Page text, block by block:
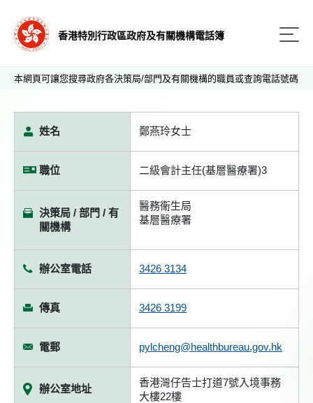
香港特別行政區政府及有關機構電話簿
本網頁可讓您搜尋政府各決策局/部門及有關機構的職員或查詢電話號碼
姓名 鄭燕玲女士
職位 二級會計主任(基層醫療署)3
決策局 / 部門 / 有
關機構
醫務衞生局
基層醫療署
辦公室電話 3426 3134
傳真 3426 3199
電郵 pylcheng@healthbureau.gov.hk
辦公室地址
香港灣仔告士打道7號入境事務
大樓22樓